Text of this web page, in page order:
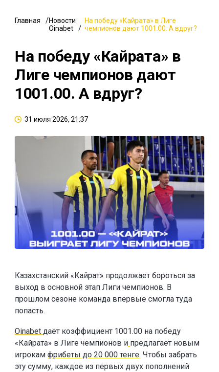
Главная
Новости
Oinabet
На победу «Кайрата» в Лиге
чемпионов дают 1001.00. А вдруг?
На победу «Кайрата» в
Лиге чемпионов дают
1001.00. А вдруг?
31 июля 2026, 21:37
Казахстанский «Кайрат» продолжает бороться за
выход в основной этап Лиги чемпионов. В
прошлом сезоне команда впервые смогла туда
попасть.
Oinabet даёт коэффициент 1001.00 на победу
«Кайрата» в Лиге чемпионов и предлагает новым
игрокам фрибеты до 20 000 тенге. Чтобы забрать
эту сумму, каждое из первых двух пополнений